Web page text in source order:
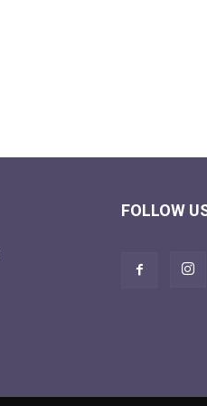
FOLLOW